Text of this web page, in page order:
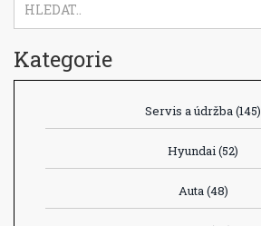
Kategorie
Servis a údržba(145)
Hyundai(52)
Auta(48)